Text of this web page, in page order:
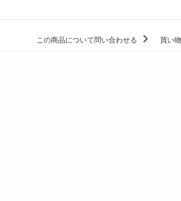
この商品について問い合わせる 買い